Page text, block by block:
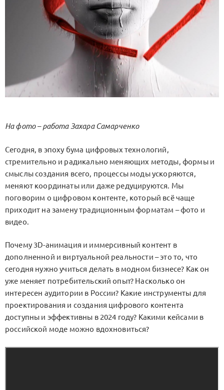
На фото – работа Захара Самарченко
Сегодня, в эпоху бума цифровых технологий,
стремительно и радикально меняющих методы, формы и
смыслы создания всего, процессы моды ускоряются,
меняют координаты или даже редуцируются. Мы
поговорим о цифровом контенте, который всё чаще
приходит на замену традиционным форматам – фото и
видео.
Почему 3D-анимация и иммерсивный контент в
дополненной и виртуальной реальности – это то, что
сегодня нужно учиться делать в модном бизнесе? Как он
уже меняет потребительский опыт? Насколько он
интересен аудитории в России? Какие инструменты для
проектирования и создания цифрового контента
доступны и эффективны в 2024 году? Какими кейсами в
российской моде можно вдохновиться?